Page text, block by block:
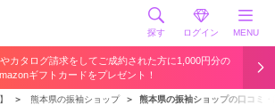
探す ログイン MENU
カタログ請求をしてご成約された方に1,000円分の
ギフトカードをプレゼント！
＞ 熊本県の振袖ショップ ＞ 熊本県の振袖ショップの口コミ